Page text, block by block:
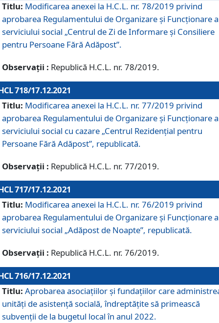
Titlu: Modificarea anexei la H.C.L. nr. 78/2019 privind
aprobarea Regulamentului de Organizare și Funcționare
serviciului social „Centrul de Zi de Informare şi Consiliere
pentru Persoane Fără Adăpost”.
Observații : Republică H.C.L. nr. 78/2019.
718/17.12.2021
Titlu: Modificarea anexei la H.C.L. nr. 77/2019 privind
aprobarea Regulamentului de Organizare și Funcționare
serviciului social cu cazare „Centrul Rezidențial pentru
Persoane Fără Adăpost”, republicată.
Observații : Republică H.C.L. nr. 77/2019.
717/17.12.2021
Titlu: Modificarea anexei la H.C.L. nr. 76/2019 privind
aprobarea Regulamentului de Organizare şi Funcționare
serviciului social „Adăpost de Noapte”, republicată.
Observații : Republică H.C.L. nr. 76/2019.
716/17.12.2021
Titlu: Aprobarea asociaţiilor şi fundaţiilor care
unităţi de asistenţă socială, îndreptăţite să primească
subvenţii de la bugetul local în anul 2022.